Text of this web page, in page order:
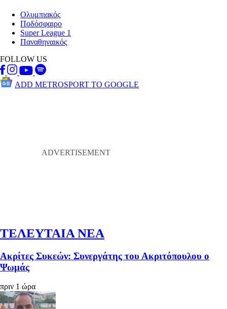
Ολυμπιακός
Ποδόσφαιρο
Super League 1
Παναθηναικός
FOLLOW US
ADD METROSPORT TO GOOGLE
ΤΕΛΕΥΤΑΙΑ ΝΕΑ
Ακρίτες Συκεών: Συνεργάτης του Ακριτόπουλου ο
Ψωμάς
πριν 1 ώρα